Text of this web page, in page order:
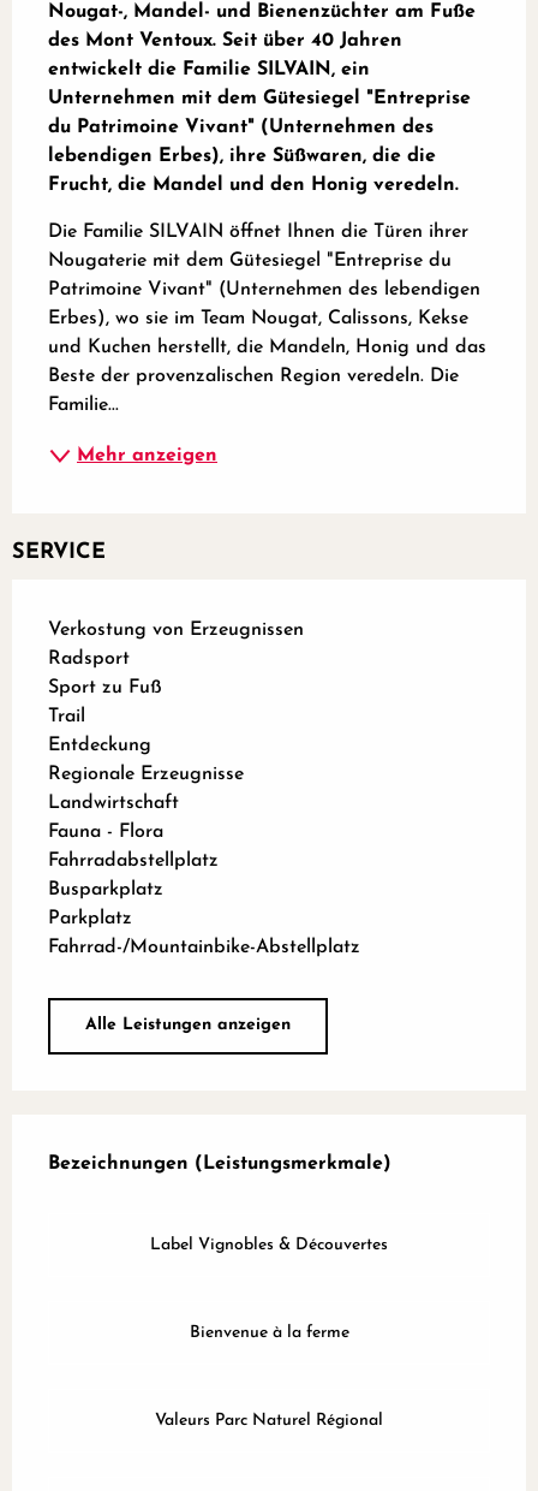
Nougat-, Mandel- und Bienenzüchter am Fuße
des Mont Ventoux. Seit über 40 Jahren
entwickelt die Familie SILVAIN, ein
Unternehmen mit dem Gütesiegel "Entreprise
du Patrimoine Vivant" (Unternehmen des
lebendigen Erbes), ihre Süßwaren, die die
Frucht, die Mandel und den Honig veredeln.
Die Familie SILVAIN öffnet Ihnen die Türen ihrer
Nougaterie mit dem Gütesiegel "Entreprise du
Patrimoine Vivant" (Unternehmen des lebendigen
Erbes), wo sie im Team Nougat, Calissons, Kekse
und Kuchen herstellt, die Mandeln, Honig und das
Beste der provenzalischen Region veredeln. Die
Familie...
Mehr anzeigen
SERVICE
Verkostung von Erzeugnissen
Radsport
Sport zu Fuß
Trail
Entdeckung
Regionale Erzeugnisse
Landwirtschaft
Fauna - Flora
Fahrradabstellplatz
Busparkplatz
Parkplatz
Fahrrad-/Mountainbike-Abstellplatz
Alle Leistungen anzeigen
Bezeichnungen (Leistungsmerkmale)
Bezeichnungen (Leistungsmerkmale)
Label Vignobles & Découvertes
Bienvenue à la ferme
Valeurs Parc Naturel Régional